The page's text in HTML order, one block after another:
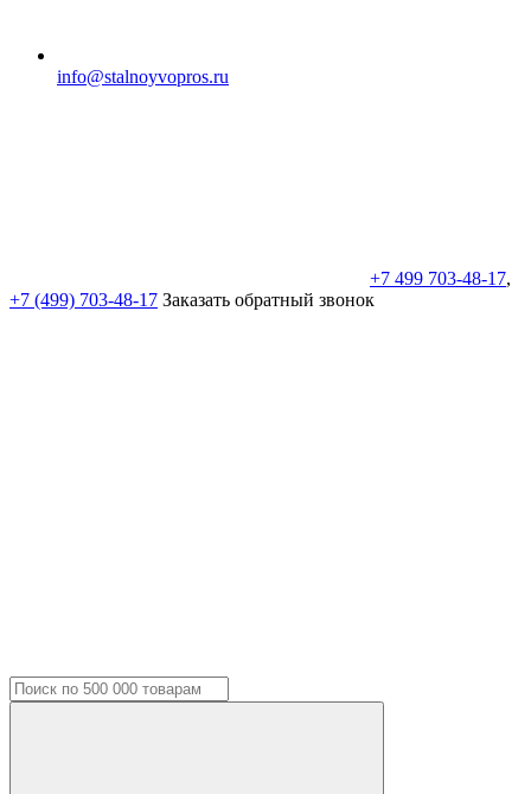
info@stalnoyvopros.ru
+7 499 703-48-17,
+7 (499) 703-48-17 Заказать обратный звонок